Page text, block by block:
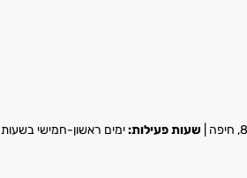
שעות פעילות:ימים ראשון-חמישי בשעות 09:00-17:00 | ניתן ליצור קשר במספר